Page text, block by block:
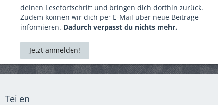
deinen Lesefortschritt und bringen dich dorthin zurück.
Zudem können wir dich per E-Mail über neue Beiträge
informieren. Dadurch verpasst du nichts mehr.
Jetzt anmelden!
Teilen